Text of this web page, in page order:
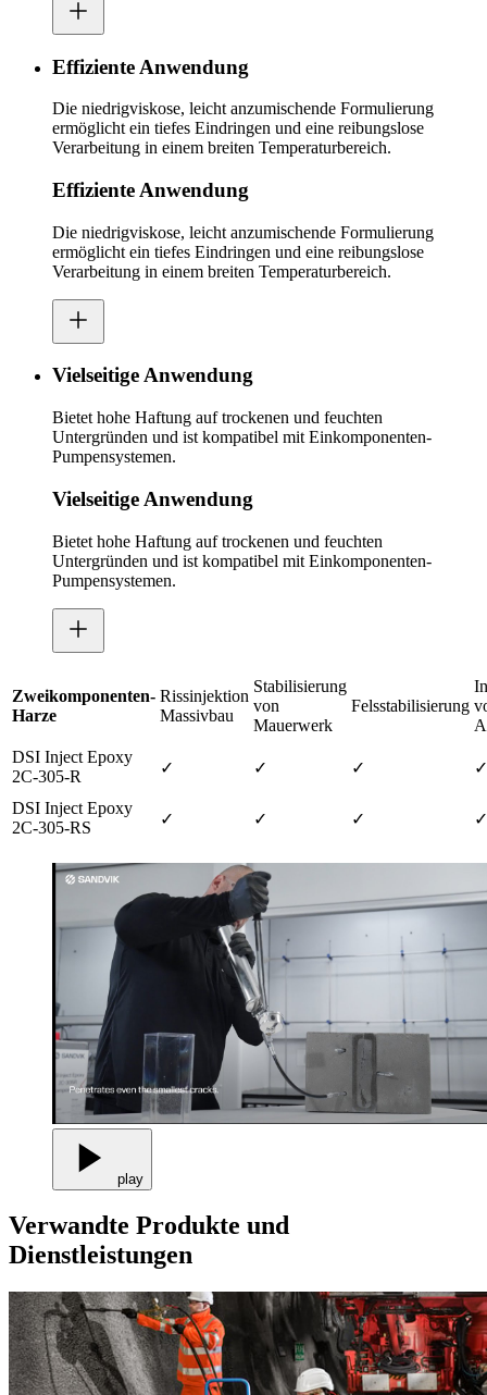
Effiziente Anwendung
Die niedrigviskose, leicht anzumischende Formulierung
ermöglicht ein tiefes Eindringen und eine reibungslose
Verarbeitung in einem breiten Temperaturbereich.
Effiziente Anwendung
Die niedrigviskose, leicht anzumischende Formulierung
ermöglicht ein tiefes Eindringen und eine reibungslose
Verarbeitung in einem breiten Temperaturbereich.
Vielseitige Anwendung
Bietet hohe Haftung auf trockenen und feuchten
Untergründen und ist kompatibel mit Einkomponenten-
Pumpensystemen.
Vielseitige Anwendung
Bietet hohe Haftung auf trockenen und feuchten
Untergründen und ist kompatibel mit Einkomponenten-
Pumpensystemen.
Zweikomponenten-
Harze
Rissinjektion
Massivbau
Stabilisierung
von
Mauerwerk
Felsstabilisierung
DSI Inject Epoxy
2C-305-R
✓ ✓ ✓ ✓
DSI Inject Epoxy
2C-305-RS
✓ ✓ ✓ ✓
play
Verwandte Produkte und
Dienstleistungen